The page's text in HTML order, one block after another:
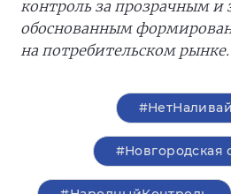
контроль за прозрачным и
обоснованным
на потребительском рынке.
#Новгородская